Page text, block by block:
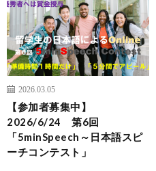
2026.03.05
【参加者募集中】
2026/6/24 第6回
「5minSpeech～日本語スピ
ーチコンテスト」